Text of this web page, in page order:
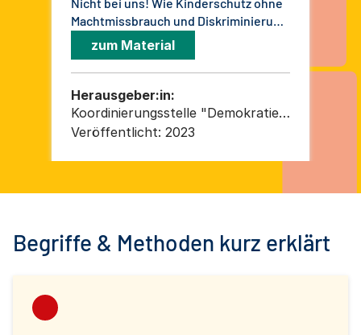
Machtmissbrauch und Diskriminierung
zum Material
Herausgeber:in:
Koordinierungsstelle "Demokratie
und Vielfalt in der
Arbeitsgemeinschaft für Kinder-
Veröffentlicht: 2023
Begriffe & Methoden kurz erklärt